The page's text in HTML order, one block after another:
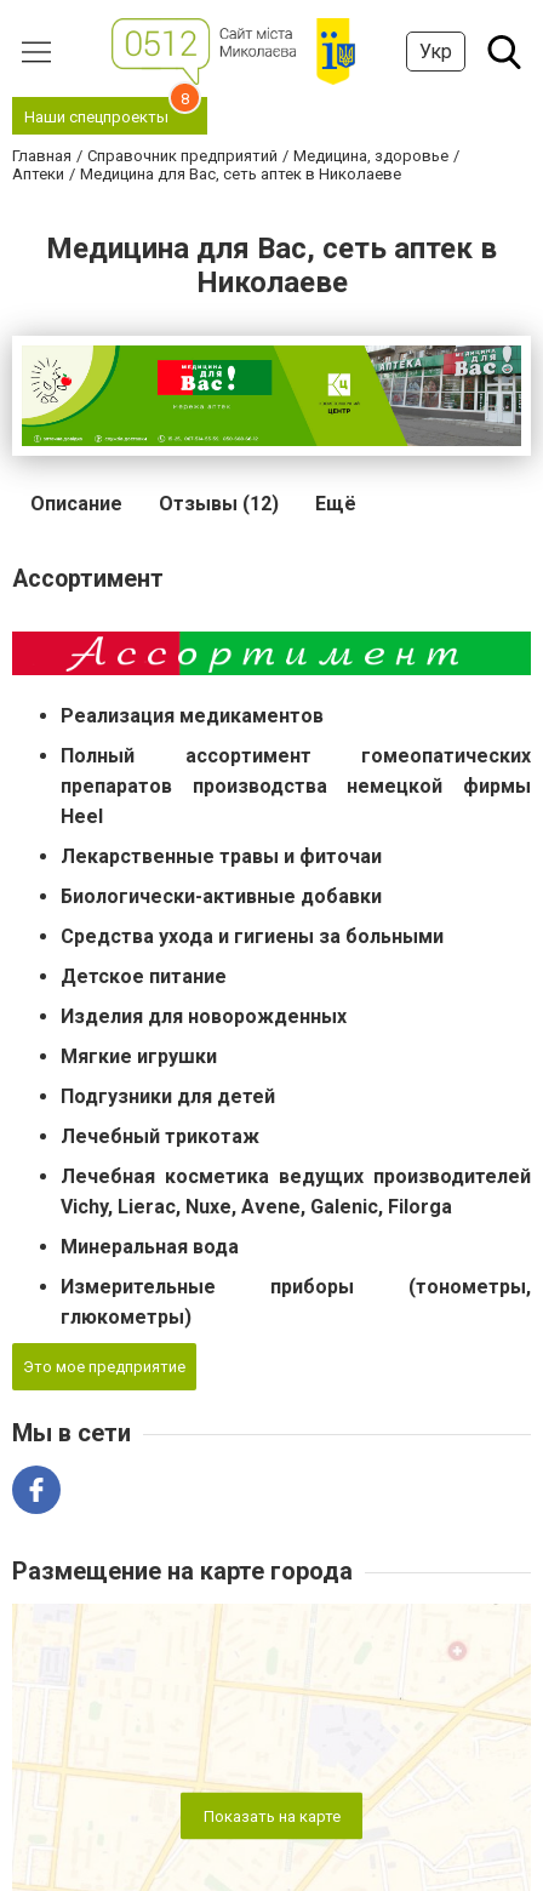
Укр
Наши спецпроекты
8
Главная Справочник предприятий
Медицина, здоровье
Аптеки
Медицина для Вас, сеть аптек в Николаеве
Медицина для Вас, сеть аптек в
Николаеве
Описание Отзывы (12) Ещё
Ассортимент
Реализация медикаментов
Полный ассортимент гомеопатических
препаратов производства немецкой фирмы
Heel
Лекарственные травы и фиточаи
Биологически-активные добавки
Средства ухода и гигиены за больными
Детское питание
Изделия для новорожденных
Мягкие игрушки
Подгузники для детей
Лечебный трикотаж
Лечебная косметика ведущих производителей
Vichy, Lierac, Nuxe, Avene, Galenic, Filorga
Минеральная вода
Измерительные приборы (тонометры,
глюкометры)
Это мое предприятие
Мы в сети
Размещение на карте города
Показать на карте